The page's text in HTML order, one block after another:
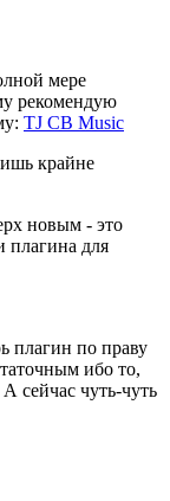
мере
рекомендую
TJ CB Music
крайне
новым - это
плагина для
плагин по праву
ибо то,
сейчас чуть-чуть